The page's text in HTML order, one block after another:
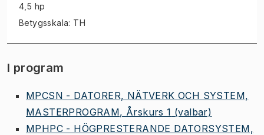
4,5 hp
Betygsskala: TH
I program
MPCSN - DATORER, NÄTVERK OCH SYSTEM,
MASTERPROGRAM, Årskurs 1 (valbar)
MPHPC - HÖGPRESTERANDE DATORSYSTEM,